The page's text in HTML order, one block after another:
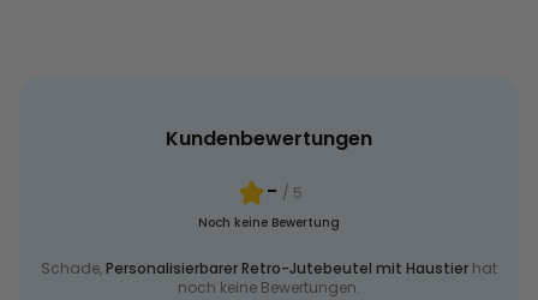
Kundenbewertungen
- / 5
Noch keine Bewertung
Schade,Personalisierbarer Retro-Jutebeutel mit Haustier hat
noch keine Bewertungen.